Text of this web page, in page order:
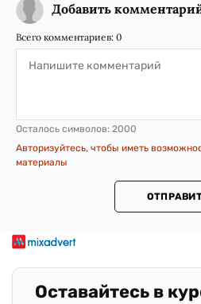
Добавить
Всего комментариев: 0
Осталось символов: 2000
Авторизуйтесь, чтобы иметь
материалы
Оставайтесь в